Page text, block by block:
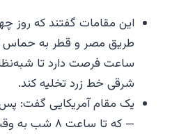
این مقامات گفتند که روز
ساعت فرصت دارد تا
شرقی خط زرد تخلیه کند.